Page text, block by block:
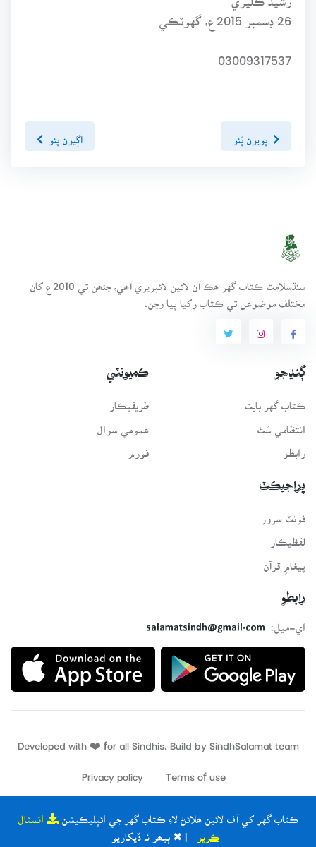
ڪتاب گهر کي آف لائين ھلائڻ لاءِ ڪتاب گهر جي ائپليڪيشن انسٽال
| ✖ ٻيھر نہ ڏيکاريو
26 ڊسمبر 2015ع، گهوٽڪي
03009317537
پويون پَنو اڳيون پنو
سنڌسلامت ڪتاب گهر ھڪ آن لائين لائبريري آھي، جنھن تي 2010ع کان
مختلف موضوعن تي ڪتاب رکيا پيا وڃن.
ڳنڍجو
ڪتاب گهر بابت
انتظامي سَٿ
رابطو
ڪميونٽي
طريقيڪار
عمومي سوال
فورم
پراجيڪٽ
لفظيڪار
پيغامِ قرآن
رابطو
اي-ميل:
salamatsindh@gmail.com
Developed with ❤️ for all Sindhis. Build by
Terms of use